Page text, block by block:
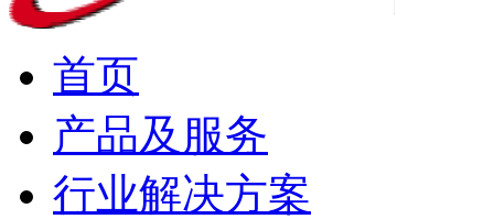
首页
产品及服务
行业解决方案